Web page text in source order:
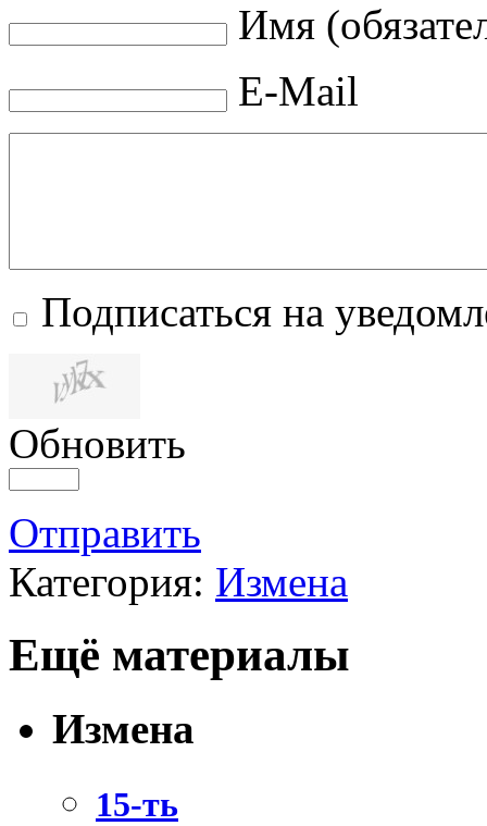
Имя
E-Mail
Подписаться на
Обновить
Отправить
Категория: Измена
Ещё материалы
Измена
15-ть